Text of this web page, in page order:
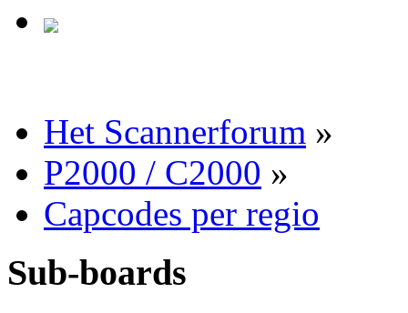
Het Scannerforum »
P2000 / C2000 »
Capcodes per regio
Sub-boards